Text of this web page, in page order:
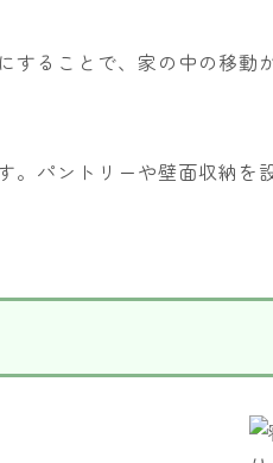
ることで、家の中の移動
。パントリーや壁面収納